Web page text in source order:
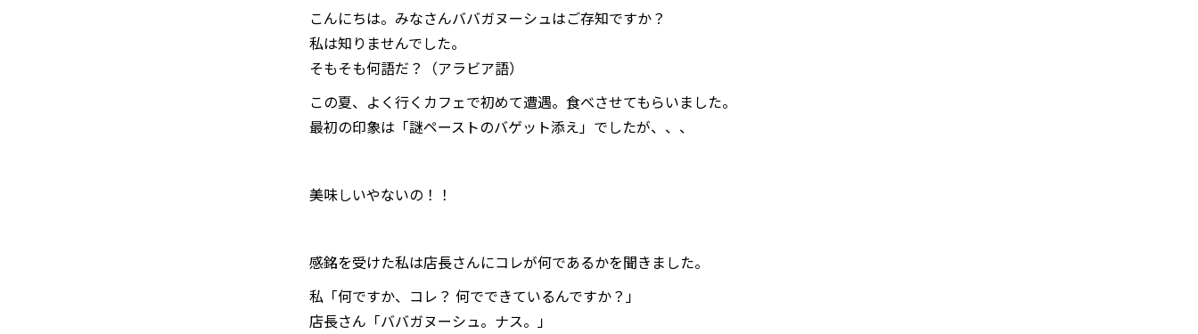
こんにちは。みなさんババガヌーシュはご存知ですか？
私は知りませんでした。
そもそも何語だ？（アラビア語）
この夏、よく行くカフェで初めて遭遇。食べさせてもらいました。
最初の印象は「謎ペーストのバゲット添え」でしたが、、、
美味しいやないの！！
感銘を受けた私は店長さんにコレが何であるかを聞きました。
私「何ですか、コレ？ 何でできているんですか？」
店長さん「ババガヌーシュ。ナス。」